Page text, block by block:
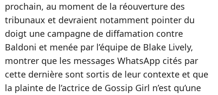
prochain, au moment de la réouverture des
tribunaux et devraient notamment pointer du
doigt une campagne de diffamation contre
Baldoni et menée par l’équipe de Blake Lively,
montrer que les messages WhatsApp cités par
cette dernière sont sortis de leur contexte et que
la plainte de l’actrice de Gossip Girl n’est qu’une